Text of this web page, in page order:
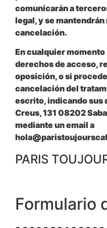
comunicarán a
legal, y se
cancelación.
En cualquier
derechos de acceso,
oposición, o si
cancelación del
escrito, indicando sus
Creus, 131 08202
mediante un email a
PARIS
Formulario